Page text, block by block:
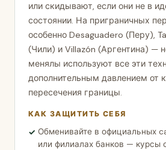
или скидывают, если они не в
состоянии. На приграничных
особенно Desaguadero (Перу),
(Чили) и Villazón (Аргентина) —
менялы используют все эти
дополнительным давлением от
пересечения границы.
КАК ЗАЩИТИТЬ СЕБЯ
Обменивайте в официальных
или филиалах банков — курсы